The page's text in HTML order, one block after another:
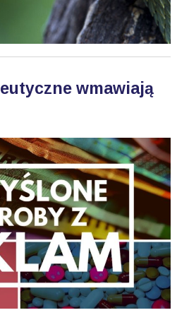
wmawiają